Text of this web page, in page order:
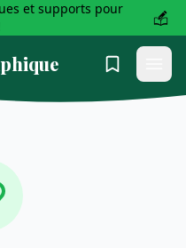
et supports pour